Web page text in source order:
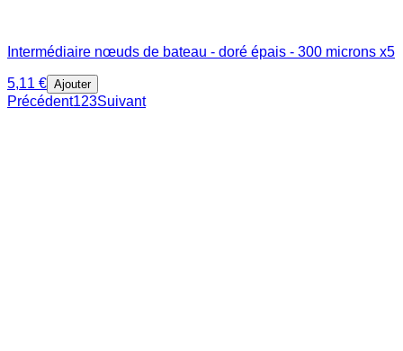
Intermédiaire nœuds de bateau - doré épais - 300 microns x5
5,11 € Ajouter
Précédent123Suivant